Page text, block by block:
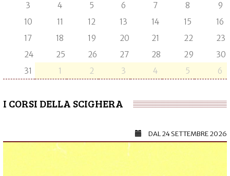
3
4 5 6 7 8
9
10
11 12 13 14 15
16
17
18 19 20 21 22
23
24
25 26 27 28 29
30
31
1 2 3 4 5 6
I CORSI DELLA SCIGHERA
DAL24 SETTEMBRE 2026